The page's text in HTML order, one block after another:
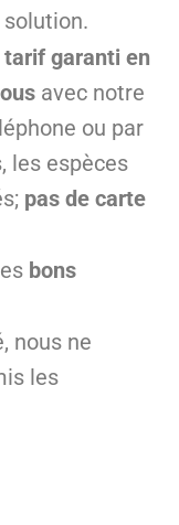
garanti en
avec notre
ou par
les espèces
pas de carte
bons
nous ne
les